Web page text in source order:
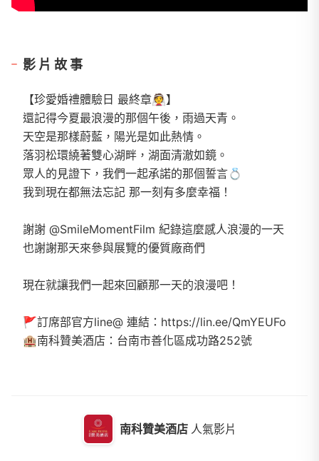
影片故事
【珍愛婚禮體驗日 最終章👰】
還記得今夏最浪漫的那個午後，雨過天青。
天空是那樣蔚藍，陽光是如此熱情。
落羽松環繞著雙心湖畔，湖面清澈如鏡。
眾人的見證下，我們一起承諾的那個誓言💍
我到現在都無法忘記 那一刻有多麼幸福！
謝謝 @SmileMomentFilm 紀錄這麼感人浪漫的一天
也謝謝那天來參與展覽的優質廠商們
現在就讓我們一起來回顧那一天的浪漫吧！
🚩訂席部官方line@ 連結：https://lin.ee/QmYEUFo
🏨南科贊美酒店：台南市善化區成功路252號
南科贊美酒店 人氣影片